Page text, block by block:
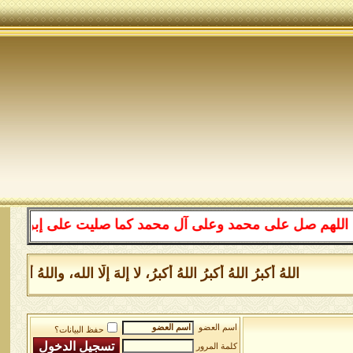
صل على محمد وعلى آل محمد كما صليت على إبراهيم وعلى
اللهُ أكبرُ اللهُ أكبرُ اللهُ أكبرُ، لا إلهَ إلَّا الله، واللهُ
اسم العضو
حفظ البيانات؟
كلمة المرور